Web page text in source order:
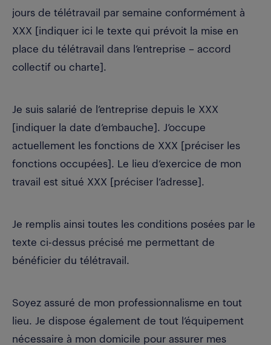
jours de télétravail par semaine conformément à
XXX [indiquer ici le texte qui prévoit la mise en
place du télétravail dans l’entreprise – accord
collectif ou charte].
Je suis salarié de l’entreprise depuis le XXX
[indiquer la date d’embauche]. J’occupe
actuellement les fonctions de XXX [préciser les
fonctions occupées]. Le lieu d’exercice de mon
travail est situé XXX [préciser l’adresse].
Je remplis ainsi toutes les conditions posées par le
texte ci-dessus précisé me permettant de
bénéficier du télétravail.
Soyez assuré de mon professionnalisme en tout
lieu. Je dispose également de tout l’équipement
nécessaire à mon domicile pour assurer mes